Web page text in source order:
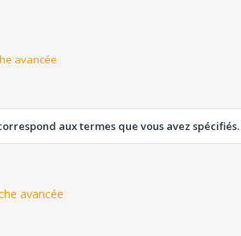
avancée
aux termes que vous avez spécifiés.
avancée